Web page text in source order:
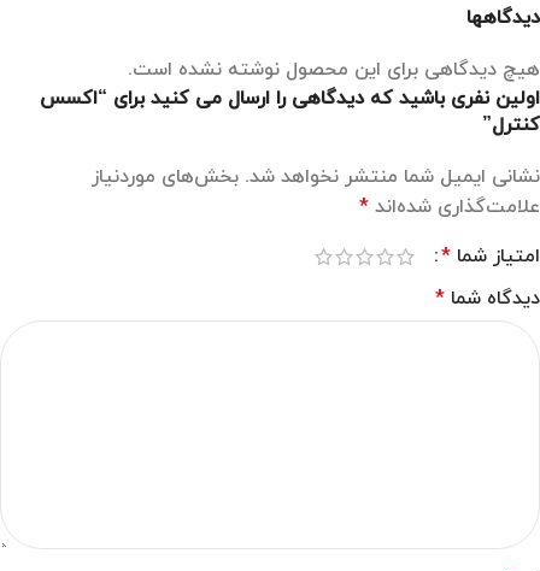
دیدگاهها
هیچ دیدگاهی برای این محصول نوشته نشده است.
اولین نفری باشید که دیدگاهی را ارسال می کنید برای “اکسس
کنترل”
نشانی ایمیل شما منتشر نخواهد شد. بخش‌های موردنیاز
علامت‌گذاری شده‌اند *
امتیاز شما *
دیدگاه شما *